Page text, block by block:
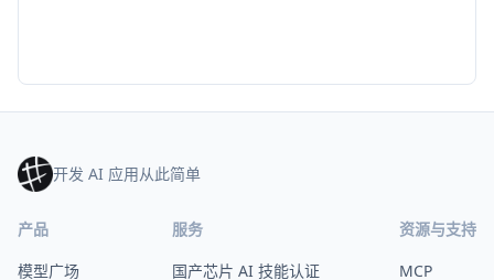
开发 AI 应用从此简单
产品
模型广场
服务
国产芯片 AI 技能认证
资源与支持
MCP